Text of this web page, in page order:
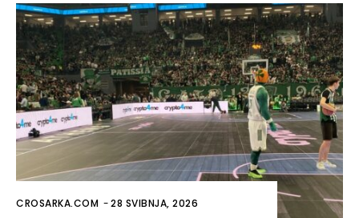
CROSARKA.COM -28 SVIBNJA, 2026